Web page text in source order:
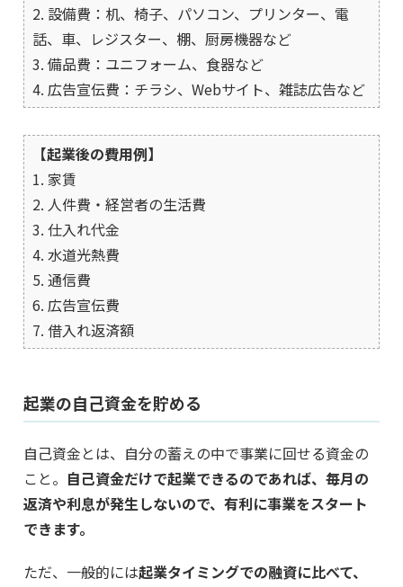
2. 設備費：机、椅子、パソコン、プリンター、電
話、車、レジスター、棚、厨房機器など
3. 備品費：ユニフォーム、食器など
4. 広告宣伝費：チラシ、Webサイト、雑誌広告など
【起業後の費用例】
1. 家賃
2. 人件費・経営者の生活費
3. 仕入れ代金
4. 水道光熱費
5. 通信費
6. 広告宣伝費
7. 借入れ返済額
起業の自己資金を貯める
自己資金とは、自分の蓄えの中で事業に回せる資金の
こと。 自己資金だけで起業できるのであれば、毎月の
返済や利息が発生しないので、有利に事業をスタート
できます。
ただ、一般的には起業タイミングでの融資に比べて、